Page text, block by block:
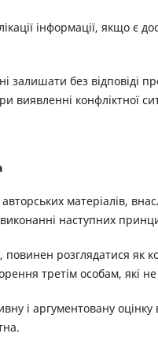
інформації, якщо є
без відповіді
виявленні конфліктної
матеріалів,
наступних
розглядатися як
третім особам, які
і аргументовану